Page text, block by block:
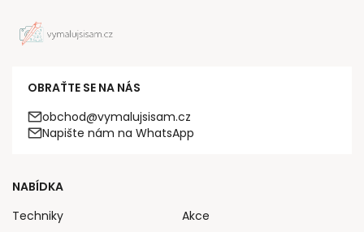
OBRAŤTE SE NA NÁS
obchod@vymalujsisam.cz
Napište nám na WhatsApp
NABÍDKA
Techniky
Akce